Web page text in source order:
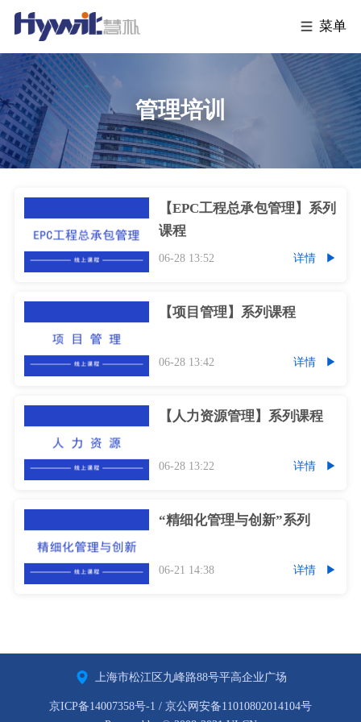
菜单
管理培训
【EPC工程总承包管理】系列
课程
06-28 13:52 详情
【项目管理】系列课程
06-28 13:42 详情
【人力资源管理】系列课程
06-28 13:22 详情
“精细化管理与创新”系列
06-21 14:38 详情
上海市松江区九峰路88号平高企业广场
京ICP备14007358号-1 / 京公网安备11010802014104号